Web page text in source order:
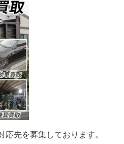
先を募集しております。